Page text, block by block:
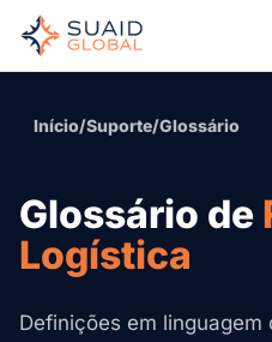
Início/Suporte/Glossário
Glossário de
Logística
Definições em